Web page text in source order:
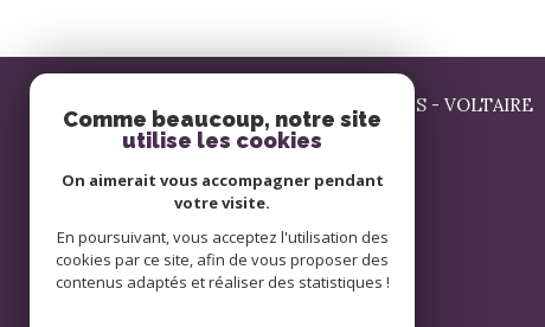
AGENCE SIGNATURE LE MANS - VOLTAIRE
contact@signatureimmobilier.com
54 av Louis Cordelet
72000 le mans
Comme beaucoup, notre site
utilise les cookies
On aimerait vous accompagner pendant
votre visite.
En poursuivant, vous acceptez l'utilisation des
cookies par ce site, afin de vous proposer des
contenus adaptés et réaliser des statistiques !